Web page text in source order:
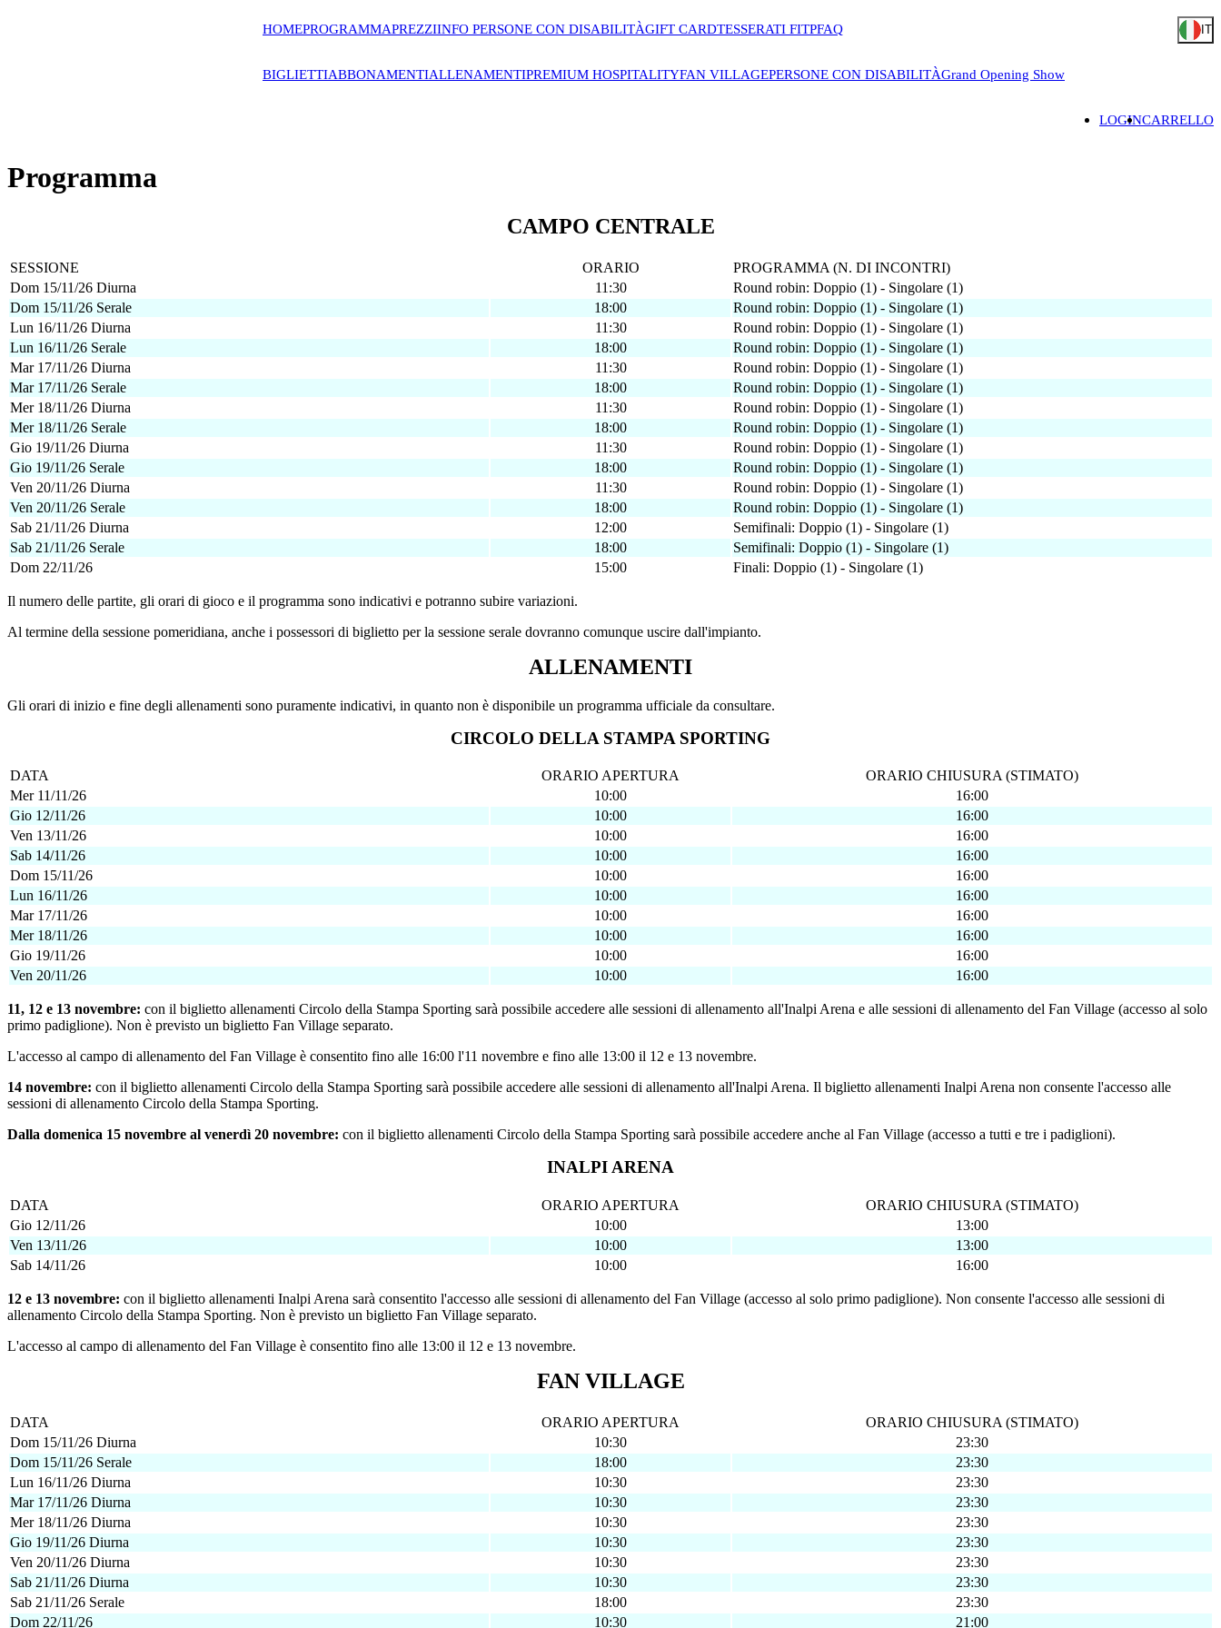
HOMEPROGRAMMAPREZZIINFO PERSONE CON DISABILITÀGIFT CARDTESSERATI FITPFAQ IT
BIGLIETTIABBONAMENTIALLENAMENTIPREMIUM HOSPITALITYFAN VILLAGEPERSONE CON DISABILITÀGrand Opening Show
LOGINCARRELLO
Programma
CAMPO CENTRALE
SESSIONE ORARIO
PROGRAMMA (N. DI INCONTRI)
Dom 15/11/26 Diurna
11:30
Round robin: Doppio (1) - Singolare (1)
Dom 15/11/26 Serale
18:00
Round robin: Doppio (1) - Singolare (1)
Lun 16/11/26 Diurna
11:30
Round robin: Doppio (1) - Singolare (1)
Lun 16/11/26 Serale
18:00
Round robin: Doppio (1) - Singolare (1)
Mar 17/11/26 Diurna
11:30
Round robin: Doppio (1) - Singolare (1)
Mar 17/11/26 Serale
18:00
Round robin: Doppio (1) - Singolare (1)
Mer 18/11/26 Diurna
11:30
Round robin: Doppio (1) - Singolare (1)
Mer 18/11/26 Serale
18:00
Round robin: Doppio (1) - Singolare (1)
Gio 19/11/26 Diurna
11:30
Round robin: Doppio (1) - Singolare (1)
Gio 19/11/26 Serale
18:00
Round robin: Doppio (1) - Singolare (1)
Ven 20/11/26 Diurna
11:30
Round robin: Doppio (1) - Singolare (1)
Ven 20/11/26 Serale
18:00
Round robin: Doppio (1) - Singolare (1)
Sab 21/11/26 Diurna
12:00
Semifinali: Doppio (1) - Singolare (1)
Sab 21/11/26 Serale
18:00
Semifinali: Doppio (1) - Singolare (1)
Dom 22/11/26
15:00 Finali: Doppio (1) - Singolare (1)
Il numero delle partite, gli orari di gioco e il programma sono indicativi e potranno subire variazioni.
Al termine della sessione pomeridiana, anche i possessori di biglietto per la sessione serale dovranno comunque uscire dall'impianto.
ALLENAMENTI
Gli orari di inizio e fine degli allenamenti sono puramente indicativi, in quanto non è disponibile un programma ufficiale da consultare.
CIRCOLO DELLA STAMPA SPORTING
DATA ORARIO APERTURA
ORARIO CHIUSURA (STIMATO)
Mer 11/11/26
10:00
16:00
Gio 12/11/26
10:00
16:00
Ven 13/11/26
10:00
16:00
Sab 14/11/26
10:00
16:00
Dom 15/11/26
10:00
16:00
Lun 16/11/26
10:00
16:00
Mar 17/11/26
10:00
16:00
Mer 18/11/26
10:00
16:00
Gio 19/11/26
10:00
16:00
Ven 20/11/26
10:00 16:00
11, 12 e 13 novembre: con il biglietto allenamenti Circolo della Stampa Sporting sarà possibile accedere alle sessioni di allenamento all'Inalpi Arena e alle sessioni di allenamento del Fan Village (accesso al solo
primo padiglione). Non è previsto un biglietto Fan Village separato.
L'accesso al campo di allenamento del Fan Village è consentito fino alle 16:00 l'11 novembre e fino alle 13:00 il 12 e 13 novembre.
14 novembre: con il biglietto allenamenti Circolo della Stampa Sporting sarà possibile accedere alle sessioni di allenamento all'Inalpi Arena. Il biglietto allenamenti Inalpi Arena non consente l'accesso alle
sessioni di allenamento Circolo della Stampa Sporting.
Dalla domenica 15 novembre al venerdì 20 novembre: con il biglietto allenamenti Circolo della Stampa Sporting sarà possibile accedere anche al Fan Village (accesso a tutti e tre i padiglioni).
INALPI ARENA
DATA ORARIO APERTURA
ORARIO CHIUSURA (STIMATO)
Gio 12/11/26
10:00
13:00
Ven 13/11/26
10:00
13:00
Sab 14/11/26
10:00 16:00
12 e 13 novembre: con il biglietto allenamenti Inalpi Arena sarà consentito l'accesso alle sessioni di allenamento del Fan Village (accesso al solo primo padiglione). Non consente l'accesso alle sessioni di
allenamento Circolo della Stampa Sporting. Non è previsto un biglietto Fan Village separato.
L'accesso al campo di allenamento del Fan Village è consentito fino alle 13:00 il 12 e 13 novembre.
FAN VILLAGE
DATA ORARIO APERTURA
ORARIO CHIUSURA (STIMATO)
Dom 15/11/26 Diurna
10:30
23:30
Dom 15/11/26 Serale
18:00
23:30
Lun 16/11/26 Diurna
10:30
23:30
Mar 17/11/26 Diurna
10:30
23:30
Mer 18/11/26 Diurna
10:30
23:30
Gio 19/11/26 Diurna
10:30
23:30
Ven 20/11/26 Diurna
10:30
23:30
Sab 21/11/26 Diurna
10:30
23:30
Sab 21/11/26 Serale
18:00
23:30
Dom 22/11/26
10:30 21:00